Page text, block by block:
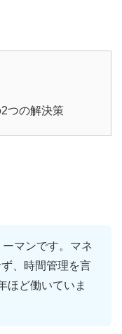
つの解決策
マンです。マネ
、時間管理を言
ほど働いていま